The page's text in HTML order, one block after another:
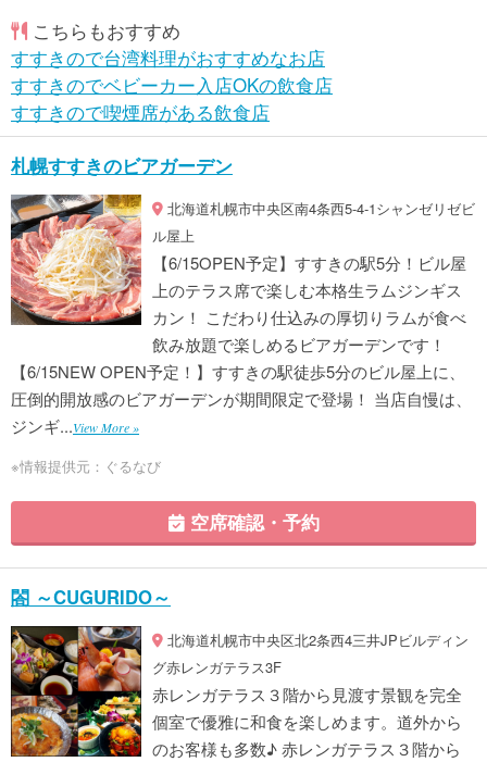
こちらもおすすめ
すすきので台湾料理がおすすめなお店
すすきのでベビーカー入店OKの飲食店
すすきので喫煙席がある飲食店
札幌すすきのビアガーデン
北海道札幌市中央区南4条西5-4-1シャンゼリゼビ
ル屋上
【6/15OPEN予定】すすきの駅5分！ビル屋
上のテラス席で楽しむ本格生ラムジンギス
カン！ こだわり仕込みの厚切りラムが食べ
飲み放題で楽しめるビアガーデンです！
【6/15NEW OPEN予定！】すすきの駅徒歩5分のビル屋上に、
圧倒的開放感のビアガーデンが期間限定で登場！ 当店自慢は、
ジンギ...View More »
※情報提供元：ぐるなび
空席確認・予約
閤 ～CUGURIDO～
北海道札幌市中央区北2条西4三井JPビルディン
グ赤レンガテラス3F
赤レンガテラス３階から見渡す景観を完全
個室で優雅に和食を楽しめます。道外から
のお客様も多数♪ 赤レンガテラス３階から